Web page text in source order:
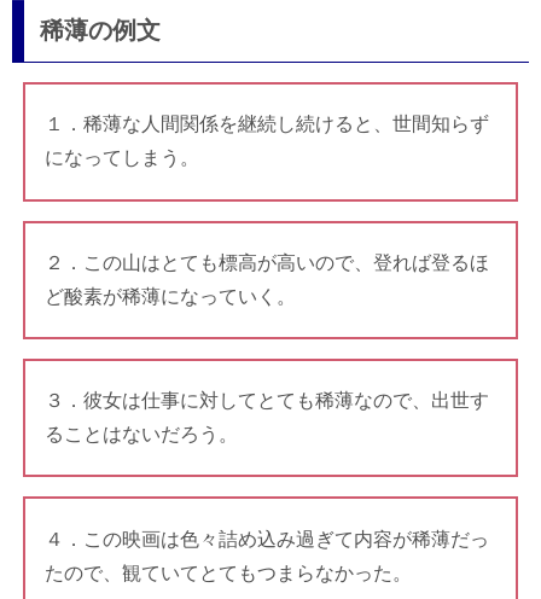
稀薄の例文
１．稀薄な人間関係を継続し続けると、世間知らず
になってしまう。
２．この山はとても標高が高いので、登れば登るほ
ど酸素が稀薄になっていく。
３．彼女は仕事に対してとても稀薄なので、出世す
ることはないだろう。
４．この映画は色々詰め込み過ぎて内容が稀薄だっ
たので、観ていてとてもつまらなかった。